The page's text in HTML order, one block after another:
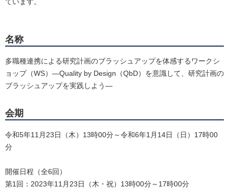
名称
多職種連携による研究計画のブラッシュアップを体感するワークシ
ョップ（WS）―Quality by Design（QbD）を意識して、研究計画の
ブラッシュアップを実践しよう―
会期
令和5年11月23日（木）13時00分～令和6年1月14日（日）17時00
分
開催日程（全6回）
第1回：2023年11月23日（木・祝）13時00分～17時00分